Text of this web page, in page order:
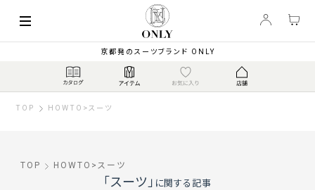
京都発のスーツブランド ONLY
TOP HOWTO >スーツ
TOP HOWTO >スーツ
「スーツ」 に関する記事